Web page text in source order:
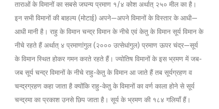
ताराओं के विमानों का सबसे जघन्य प्रमाण १/४ कोश अर्थात् २५० मील का है।
इन सभी विमानों की बाहल्य (मोटाई) अपने—अपने विमानों के विस्तार के आधी—
आधी मानी है। राहु के विमान चन्द्र विमान के नीचे एवं केतु के विमान सूर्य विमान के
नीचे रहते हैं अर्थात् ४ प्रमाणांगुल (२००० उत्सेधांगुल) प्रमाण ऊपर चंद्र—सूर्य
के विमान स्थित होकर गमन करते रहते हैं। ज्योतिष विमानों के इस भ्रमण में जब-
जब सूर्य चन्द्र विमानों के नीचे राहु-केतु के विमान आ जाते हैं तब सूर्यग्रहण व
चन्द्रग्रहण कहा जाता है क्योंकि राहु-केतु के विमानों का वर्ण काला होने से सूर्य
चन्द्रमा का प्रकाश उनसे छिप जाता है। सूर्य के भ्रमण की १८४ गलियाँ हैं।